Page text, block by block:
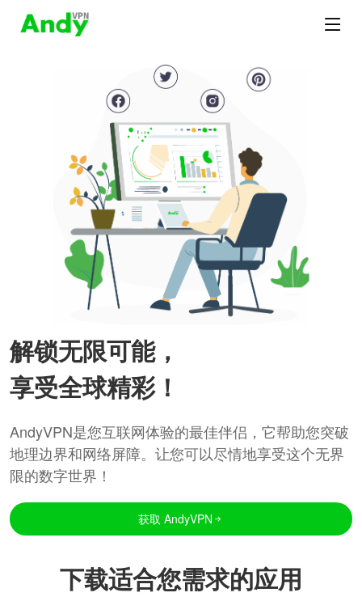
解锁无限可能，
享受全球精彩！
AndyVPN是您互联网体验的最佳伴侣，它帮助您突破
地理边界和网络屏障。让您可以尽情地享受这个无界
限的数字世界！
获取 AndyVPN
下载适合您需求的应用